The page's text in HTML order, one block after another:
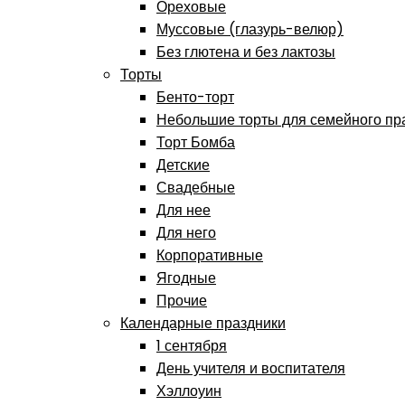
Ореховые
Муссовые (глазурь-велюр)
Без глютена и без лактозы
Торты
Бенто-торт
Небольшие торты для семейного
Торт Бомба
Детские
Свадебные
Для нее
Для него
Корпоративные
Ягодные
Прочие
Календарные праздники
1 сентября
День учителя и воспитателя
Хэллоуин